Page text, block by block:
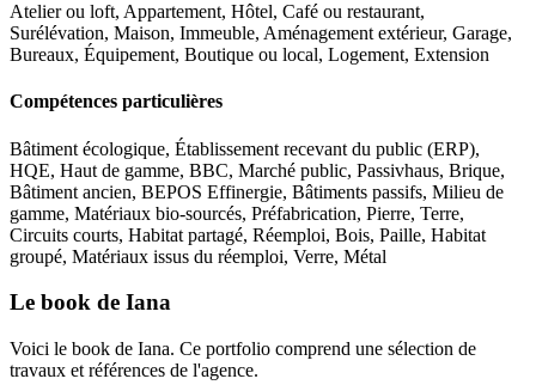
Atelier ou loft, Appartement, Hôtel, Café ou restaurant,
Surélévation, Maison, Immeuble, Aménagement extérieur, Garage,
Bureaux, Équipement, Boutique ou local, Logement, Extension
Compétences particulières
Bâtiment écologique, Établissement recevant du public (ERP),
HQE, Haut de gamme, BBC, Marché public, Passivhaus, Brique,
Bâtiment ancien, BEPOS Effinergie, Bâtiments passifs, Milieu de
gamme, Matériaux bio-sourcés, Préfabrication, Pierre, Terre,
Circuits courts, Habitat partagé, Réemploi, Bois, Paille, Habitat
groupé, Matériaux issus du réemploi, Verre, Métal
Le book de Iana
Voici le book de Iana. Ce portfolio comprend une sélection de
travaux et références de l'agence.